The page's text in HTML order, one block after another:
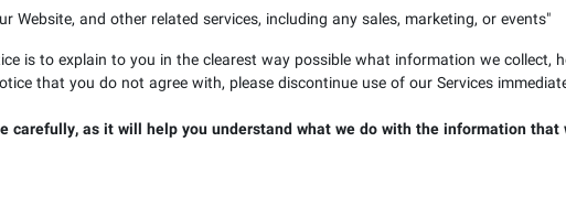
"
Website, and other related services, including any sales, marketing, or events
is to explain to you in the clearest way possible what information we
that you do not agree with, please discontinue use of our Services
carefully, as it will help you understand what we do with the information that